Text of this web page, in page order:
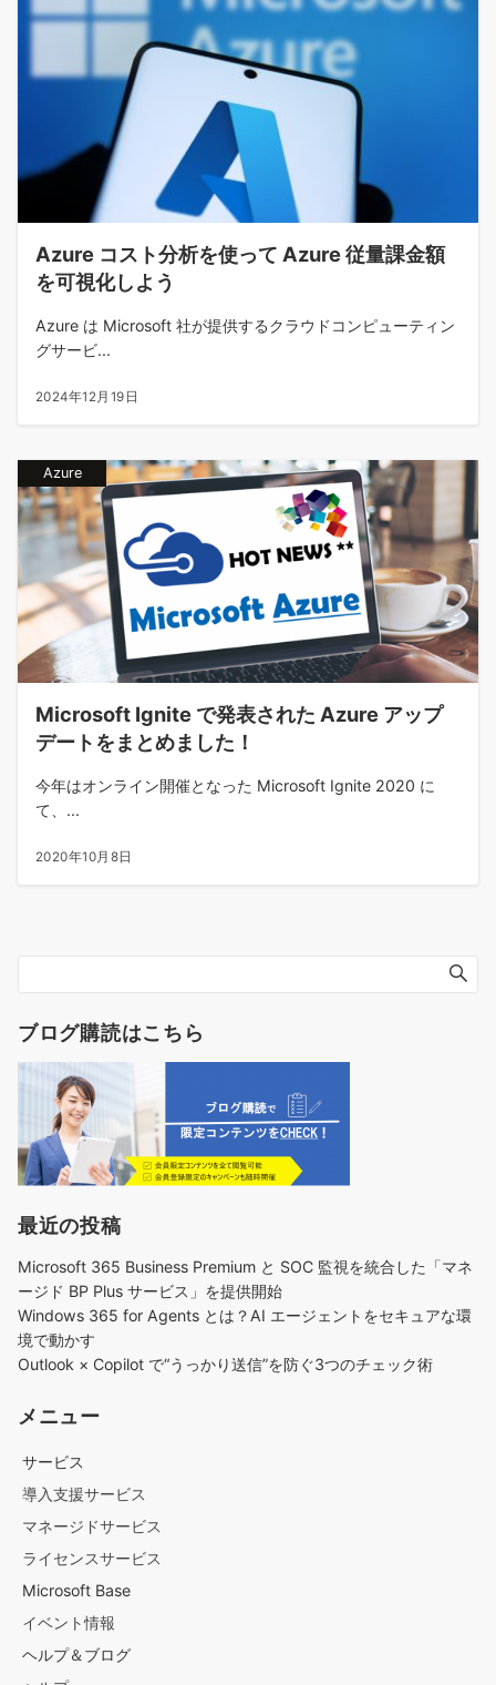
Azure コスト分析を使って Azure 従量課金額
を可視化しよう
Azure は Microsoft 社が提供するクラウドコンピューティン
グサービ...
2024年12月19日
Azure
Microsoft Ignite で発表された Azure アップ
デートをまとめました！
今年はオンライン開催となった Microsoft Ignite 2020 に
て、...
2020年10月8日
ブログ購読はこちら
最近の投稿
Microsoft 365 Business Premium と SOC 監視を統合した「マネ
ージド BP Plus サービス」を提供開始
Windows 365 for Agents とは？AI エージェントをセキュアな環
境で動かす
Outlook × Copilot で“うっかり送信”を防ぐ3つのチェック術​
メニュー
サービス
導入支援サービス
マネージドサービス
ライセンスサービス
Microsoft Base
イベント情報
ヘルプ＆ブログ